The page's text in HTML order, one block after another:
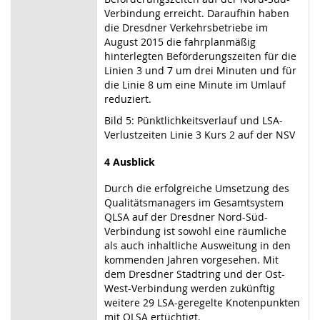
Verbindung erreicht. Daraufhin haben
die Dresdner Verkehrsbetriebe im
August 2015 die fahrplanmäßig
hinterlegten Beförderungszeiten für die
Linien 3 und 7 um drei Minuten und für
die Linie 8 um eine Minute im Umlauf
reduziert.
Bild 5: Pünktlichkeitsverlauf und LSA-
Verlustzeiten Linie 3 Kurs 2 auf der NSV
4 Ausblick
Durch die erfolgreiche Umsetzung des
Qualitätsmanagers im Gesamtsystem
QLSA auf der Dresdner Nord-Süd-
Verbindung ist sowohl eine räumliche
als auch inhaltliche Ausweitung in den
kommenden Jahren vorgesehen. Mit
dem Dresdner Stadtring und der Ost-
West-Verbindung werden zukünftig
weitere 29 LSA-geregelte Knotenpunkten
mit QLSA ertüchtigt.